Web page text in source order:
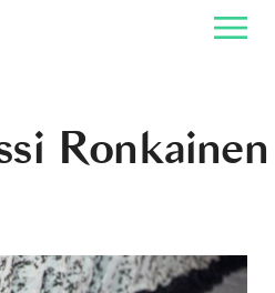
Ronkainen